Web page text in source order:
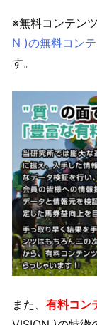
※無料コンテン
N )の無料コン
す。
また、 有料コン